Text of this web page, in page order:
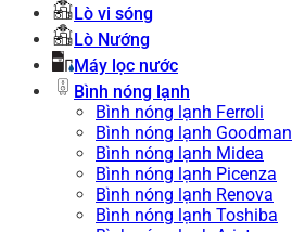
Lò vi sóng
Lò Nướng
Máy lọc nước
Bình nóng lạnh
Bình nóng lạnh Ferroli
Bình nóng lạnh Goodman
Bình nóng lạnh Midea
Bình nóng lạnh Picenza
Bình nóng lạnh Renova
Bình nóng lạnh Toshiba